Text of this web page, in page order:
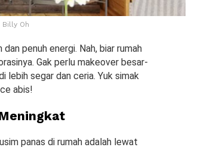
Billy Oh
penuh energi. Nah, biar rumah
Gak perlu makeover besar-
lebih segar dan ceria. Yuk simak
abis!
panas di rumah adalah lewat